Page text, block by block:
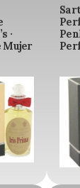
·
Mujer